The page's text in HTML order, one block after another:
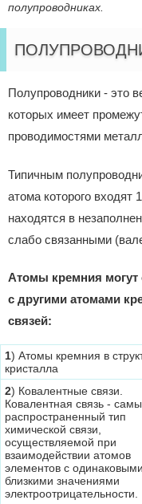
полупроводниках.
Полупроводники - это
которых имеет
проводимостями
Типичным
атома которого входят
находятся в
слабо связанными
Атомы кремния могут
с другими атомами
связей:
1) Атомы кремния в
кристалла
2) Ковалентные связи.
Ковалентная связь -
распространенный тип
химической связи,
осуществляемой при
взаимодействии атомов
элементов с
близкими значениями
электроотрицательности.